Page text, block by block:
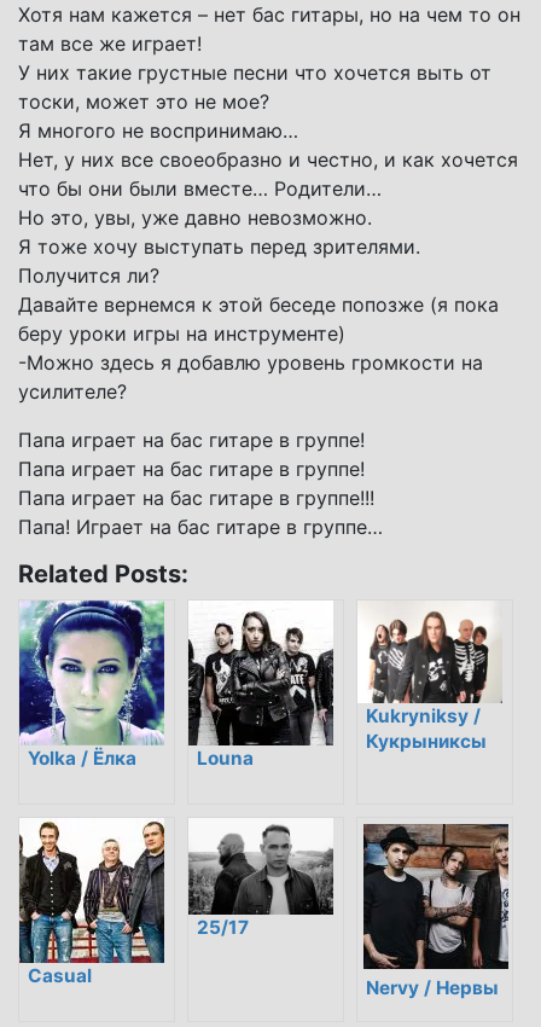
Хотя нам кажется – нет бас гитары, но на чем то он
там все же играет!
У них такие грустные песни что хочется выть от
тоски, может это не мое?
Я многого не воспринимаю…
Нет, у них все своеобразно и честно, и как хочется
что бы они были вместе… Родители…
Но это, увы, уже давно невозможно.
Я тоже хочу выступать перед зрителями.
Получится ли?
Давайте вернемся к этой беседе попозже (я пока
беру уроки игры на инструменте)
-Можно здесь я добавлю уровень громкости на
усилителе?
Папа играет на бас гитаре в группе!
Папа играет на бас гитаре в группе!
Папа играет на бас гитаре в группе!!!
Папа! Играет на бас гитаре в группе…
Related Posts:
Yolka / Ёлка Louna
Kukryniksy /
Кукрыниксы
Casual
25/17
Nervy / Нервы